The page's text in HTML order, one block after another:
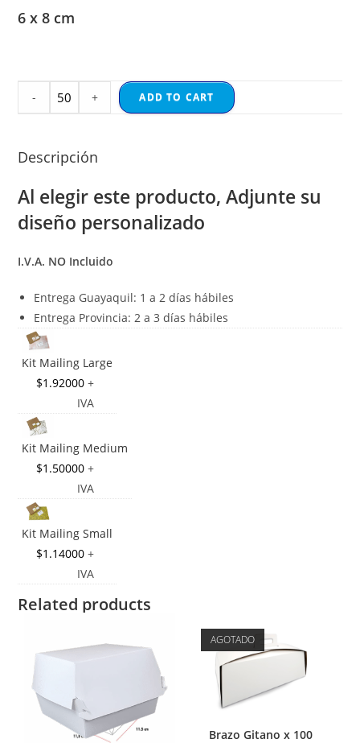
6 x 8 cm
- + ADD TO CART
Descripción
Al elegir este producto, Adjunte su
diseño personalizado
I.V.A. NO Incluido
Entrega Guayaquil: 1 a 2 días hábiles
Entrega Provincia: 2 a 3 días hábiles
Kit Mailing Large
$1.92000 +
IVA
Kit Mailing Medium
$1.50000 +
IVA
Kit Mailing Small
$1.14000 +
IVA
Related products
AGOTADO
Brazo Gitano x 100